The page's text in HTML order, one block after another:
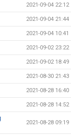
2021-09-04 22:12
2021-09-04 21:44
2021-09-04 10:41
2021-09-02 23:22
2021-09-02 18:49
2021-08-30 21:43
2021-08-28 16:40
2021-08-28 14:52
2021-08-28 09:19